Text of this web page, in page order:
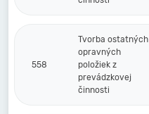
558
Tvorba ostatných
opravných
položiek z
prevádzkovej
činnosti